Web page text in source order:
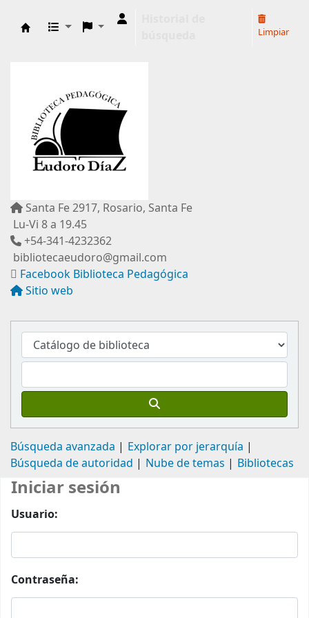
Limpiar
Santa Fe 2917, Rosario, Santa Fe
Lu-Vi 8 a 19.45
+54-341-4232362
bibliotecaeudoro@gmail.com
Facebook Biblioteca Pedagógica
Sitio web
Búsqueda avanzada
Explorar por jerarquía
Búsqueda de autoridad
Nube de temas Bibliotecas
Iniciar sesión
Usuario:
Contraseña: